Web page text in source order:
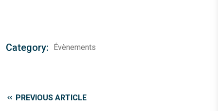
Category: Évènements
PREVIOUS ARTICLE